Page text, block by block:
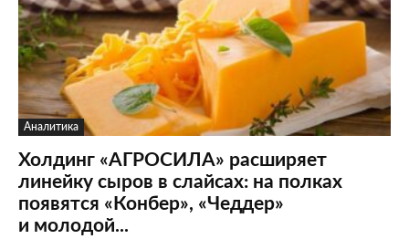
Аналитика
Холдинг «АГРОСИЛА» расширяет
линейку сыров в слайсах: на полках
появятся «Конбер», «Чеддер»
и молодой...